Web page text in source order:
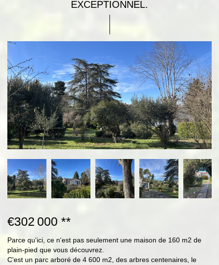
EXCEPTIONNEL.
€302 000 **
Parce qu'ici, ce n'est pas seulement une maison de 160 m2 de
plain-pied que vous découvrez.
C'est un parc arboré de 4 600 m2, des arbres centenaires, le